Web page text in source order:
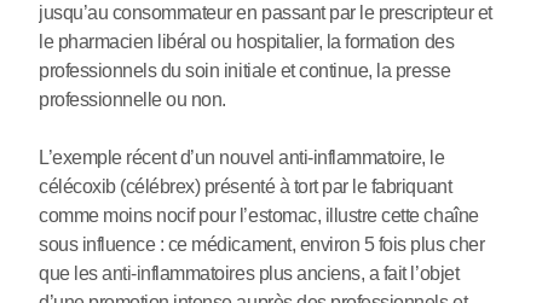
jusqu’au consommateur en passant par le prescripteur et
le pharmacien libéral ou hospitalier, la formation des
professionnels du soin initiale et continue, la presse
professionnelle ou non.
L’exemple récent d’un nouvel anti-inflammatoire, le
célécoxib (célébrex) présenté à tort par le fabriquant
comme moins nocif pour l’estomac, illustre cette chaîne
sous influence : ce médicament, environ 5 fois plus cher
que les anti-inflammatoires plus anciens, a fait l’objet